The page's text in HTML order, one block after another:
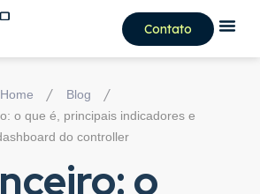
Contato
Home / Blog /
o que é, principais indicadores e
do controller
o